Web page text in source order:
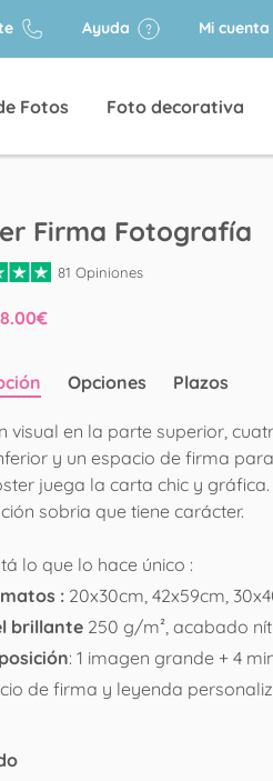
Ayuda Mi cuenta
Fotos Foto decorativa
Firma Fotografía
81 Opiniones
8.00€
Opciones Plazos
visual en la parte superior,
y un espacio de firma
juega la carta chic y
sobria que tiene carácter.
lo que lo hace único :
: 20x30cm, 42x59cm,
brillante 250 g/m², acabado
: 1 imagen grande + 4
de firma y leyenda